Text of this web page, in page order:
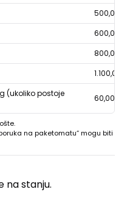
500,00
600,00
800,00
1.100,00
(ukoliko postoje
60,00
na paketomatu“ mogu biti
na stanju.